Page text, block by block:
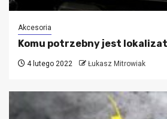
Akcesoria
Komu potrzebny jest
4 lutego 2022 Łukasz Mitrowiak